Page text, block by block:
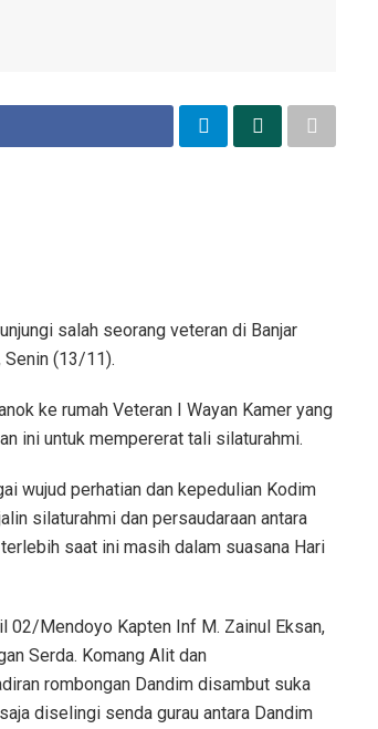
salah seorang veteran di Banjar
Senin (13/11).
ke rumah Veteran I Wayan Kamer yang
ini untuk mempererat tali silaturahmi.
wujud perhatian dan kepedulian Kodim
silaturahmi dan persaudaraan antara
saat ini masih dalam suasana Hari
02/Mendoyo Kapten Inf M. Zainul Eksan,
Serda. Komang Alit dan
rombongan Dandim disambut suka
diselingi senda gurau antara Dandim